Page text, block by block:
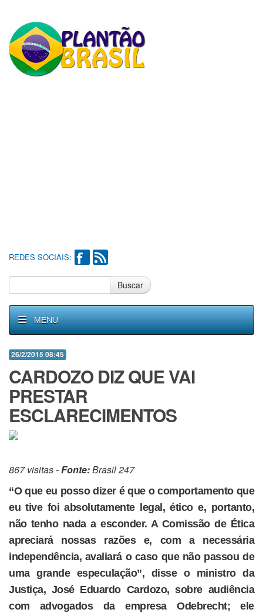
REDES SOCIAIS:
Buscar
MENU
26/2/2015 08:45
CARDOZO DIZ QUE VAI
PRESTAR
ESCLARECIMENTOS
867 visitas -Fonte:Brasil 247
“O que eu posso dizer é que o comportamento que
eu tive foi absolutamente legal, ético e, portanto,
não tenho nada a esconder. A Comissão de Ética
apreciará nossas razões e, com a necessária
independência, avaliará o caso que não passou de
uma grande especulação”, disse o ministro da
Justiça, José Eduardo Cardozo, sobre audiência
com advogados da empresa Odebrecht; ele